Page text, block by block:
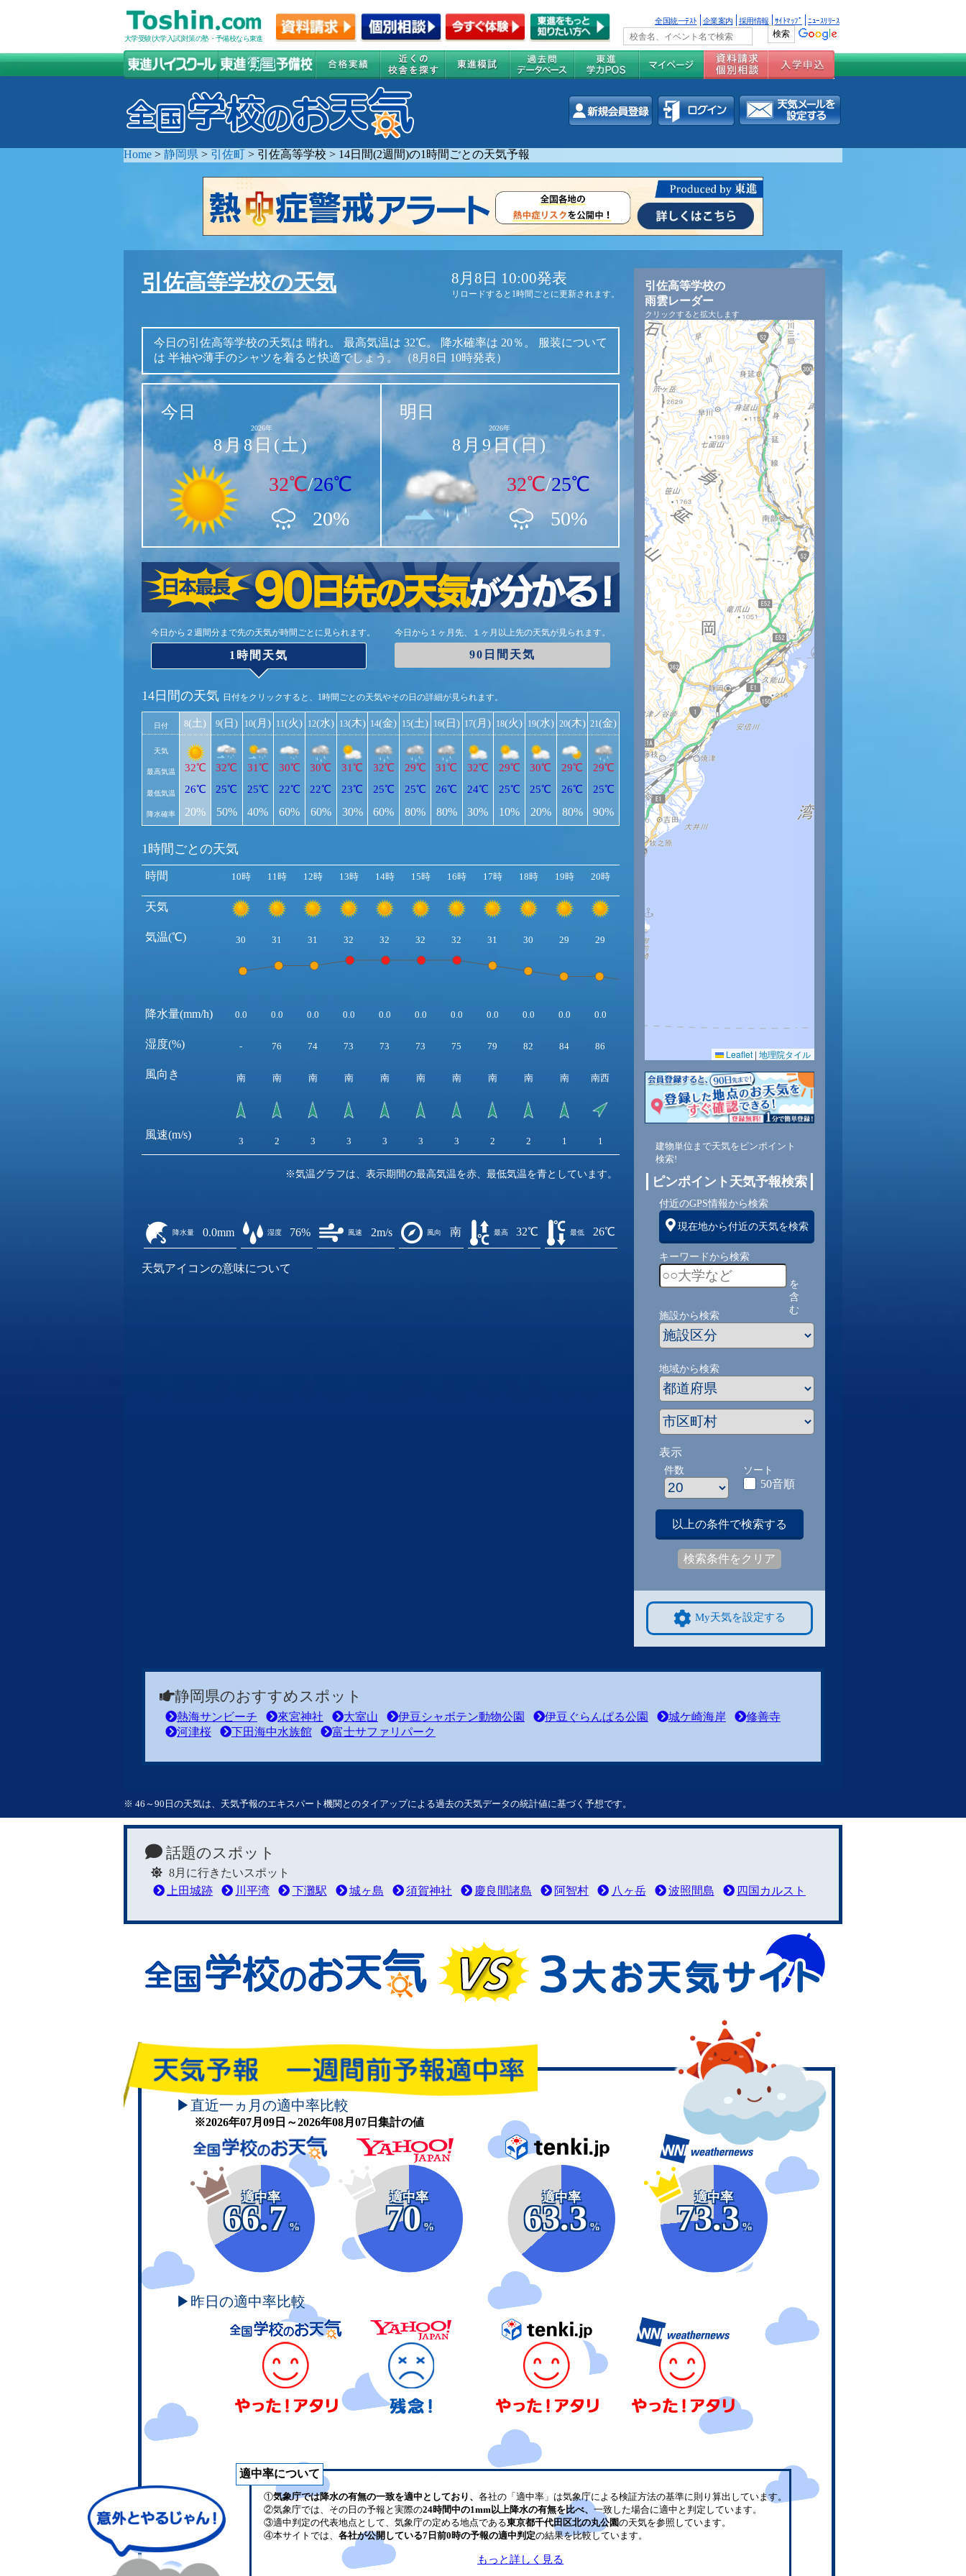
大学受験(大学入試)対策の塾・予備校なら東進
全国統一ﾃｽﾄ 企業案内 採用情報 ｻｲﾄﾏｯﾌﾟ ﾆｭｰｽﾘﾘｰｽ
Home > 静岡県 > 引佐町 > 引佐高等学校 > 14日間(2週間)の1時間ごとの天気予報
引佐高等学校の天気 8月8日 10:00発表
リロードすると1時間ごとに更新されます。
今日の引佐高等学校の天気は 晴れ。 最高気温は 32℃。 降水確率は 20％。
服装について
は 半袖や薄手のシャツを着ると快適でしょう。（8月8日 10時発表）
今日
2026年
8月8日(土)
32℃/26℃
20%
明日
2026年
8月9日(日)
32℃/25℃
50%
今日から２週間分まで先の天気が時間ごとに見られます。
1時間天気
今日から１ヶ月先、１ヶ月以上先の天気が見られます。
90日間天気
14日間の天気 日付をクリックすると、1時間ごとの天気やその日の詳細が見られます。
日付
天気
最高気温
最低気温
降水確率
8(土)
32℃
26℃
20%
9(日)
32℃
25℃
50%
10(月)
31℃
25℃
40%
11(火)
30℃
22℃
60%
12(水)
30℃
22℃
60%
13(木)
31℃
23℃
30%
14(金)
32℃
25℃
60%
15(土)
29℃
25℃
80%
16(日)
31℃
26℃
80%
17(月)
32℃
24℃
30%
18(火)
29℃
25℃
10%
19(水)
30℃
25℃
20%
20(木)
29℃
26℃
80%
21(金)
29℃
25℃
90%
1時間ごとの天気
時間
天気
気温(℃)
降水量(mm/h)
湿度(%)
風向き
風速(m/s)
10時 11時 12時 13時 14時 15時 16時 17時 18時 19時 20時
30 31 31 32 32 32 32 31 30 29 29
0.0 0.0 0.0 0.0 0.0 0.0 0.0 0.0 0.0 0.0 0.0
- 76 74 73 73 73 75 79 82 84 86
南 南 南 南 南 南 南 南 南 南 南西 南西 南西
3 2 3 3 3 3 3 2 2 1 1 1 1
※気温グラフは、表示期間の最高気温を赤、最低気温を青としています。
降水量 0.0mm 湿度 76% 風速 2m/s 風向 南 最高 32℃ 最低 26℃
天気アイコンの意味について
引佐高等学校の
雨雲レーダー
クリックすると拡大します
Leaflet | 地理院タイル
建物単位まで天気をピンポイント
検索!
ピンポイント天気予報検索
付近のGPS情報から検索
現在地から付近の天気を検索
キーワードから検索
を
含
む
施設から検索
地域から検索
表示
件数 ソート
50音順
以上の条件で検索する
検索条件をクリア
My天気を設定する
静岡県のおすすめスポット
熱海サンビーチ 來宮神社 大室山 伊豆シャボテン動物公園 伊豆ぐらんぱる公園 城ケ崎海岸
修善寺
河津桜
下田海中水族館 富士サファリパーク
※ 46～90日の天気は、天気予報のエキスパート機関とのタイアップによる過去の天気データの統計値に基づく予想です。
話題のスポット
8月に行きたいスポット
上田城跡
川平湾 下灘駅 城ヶ島 須賀神社 慶良間諸島 阿智村 八ヶ岳 波照間島 四国カルスト
▶直近一ヵ月の適中率比較
※2026年07月09日～2026年08月07日集計の値
適中率
66.7
%
適中率
70
%
適中率
63.3
%
適中率
73.3
%
▶昨日の適中率比較
適中率について
①気象庁では降水の有無の一致を適中としており、 各社の「適中率」は気象庁による検証方法の基準に則り算出しています。
②気象庁では、その日の予報と実際の24時間中の1mm以上降水の有無を比べ、 一致した場合に適中と判定しています。
③適中判定の代表地点として、気象庁の定める地点である東京都千代田区北の丸公園の天気を参照しています。
④本サイトでは、 各社が公開している7日前0時の予報の適中判定の結果を比較しています。
もっと詳しく見る